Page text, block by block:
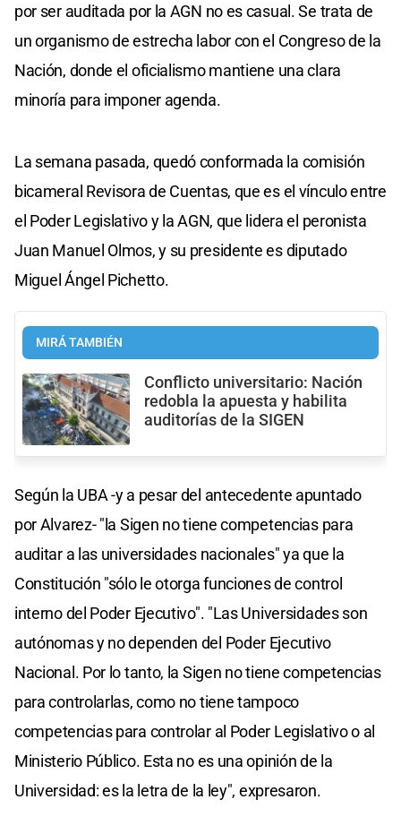
por ser auditada por la AGN no es casual. Se trata de
un organismo de estrecha labor con el Congreso de la
Nación, donde el oficialismo mantiene una clara
minoría para imponer agenda.
La semana pasada, quedó conformada la comisión
bicameral Revisora de Cuentas, que es el vínculo entre
el Poder Legislativo y la AGN, que lidera el peronista
Juan Manuel Olmos, y su presidente es diputado
Miguel Ángel Pichetto.
MIRÁ TAMBIÉN
Conflicto universitario: Nación
redobla la apuesta y habilita
auditorías de la SIGEN
Según la UBA -y a pesar del antecedente apuntado
por Alvarez- "la Sigen no tiene competencias para
auditar a las universidades nacionales" ya que la
Constitución "sólo le otorga funciones de control
interno del Poder Ejecutivo". "Las Universidades son
autónomas y no dependen del Poder Ejecutivo
Nacional. Por lo tanto, la Sigen no tiene competencias
para controlarlas, como no tiene tampoco
competencias para controlar al Poder Legislativo o al
Ministerio Público. Esta no es una opinión de la
Universidad: es la letra de la ley", expresaron.